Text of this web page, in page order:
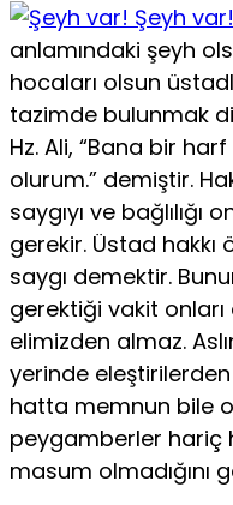
anlamındaki şeyh
hocaları olsun
tazimde bulunmak
Hz. Ali, “Bana bir
olurum.” demiştir.
saygıyı ve
gerekir. Üstad hakkı
saygı demektir.
gerektiği vakit onları
elimizden almaz.
yerinde
hatta memnun bile
peygamberler hariç
masum olmadığını